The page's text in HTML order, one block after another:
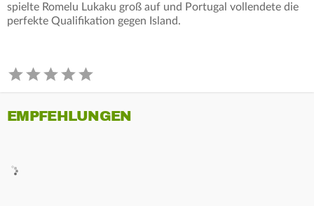
spielte Romelu Lukaku groß auf und Portugal vollendete die
perfekte Qualifikation gegen Island.
EMPFEHLUNGEN